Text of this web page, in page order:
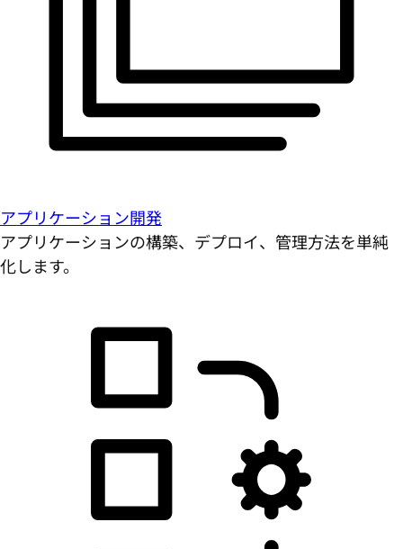
アプリケーション開発
アプリケーションの構築、デプロイ、管理方法を単純
化します。